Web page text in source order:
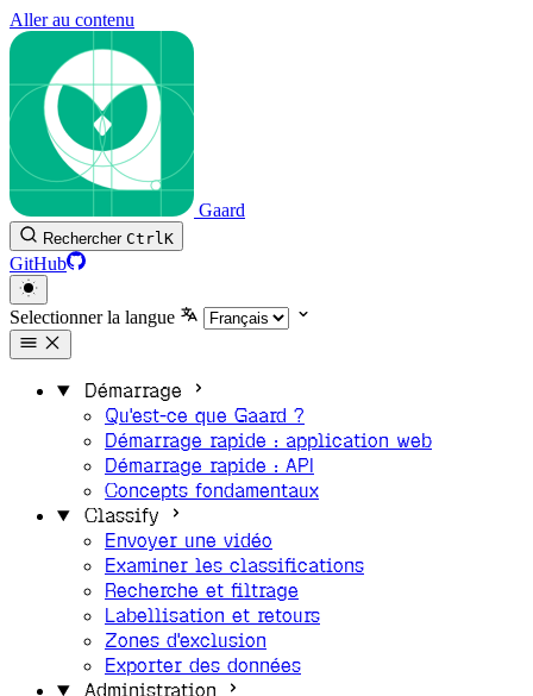
Aller au contenu
Gaard
Rechercher CtrlK
GitHub
Selectionner la langue
Démarrage
Qu'est-ce que Gaard ?
Démarrage rapide : application web
Démarrage rapide : API
Concepts fondamentaux
Classify
Envoyer une vidéo
Examiner les classifications
Recherche et filtrage
Labellisation et retours
Zones d'exclusion
Exporter des données
Administration